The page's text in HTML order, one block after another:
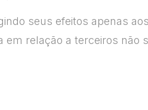
seus efeitos apenas
relação a terceiros não